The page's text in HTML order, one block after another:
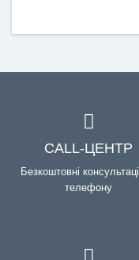
CALL-ЦЕНТР
Безкоштовні
телефону